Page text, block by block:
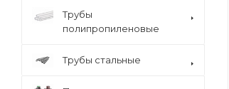
Трубы
полипропиленовые
Трубы стальные